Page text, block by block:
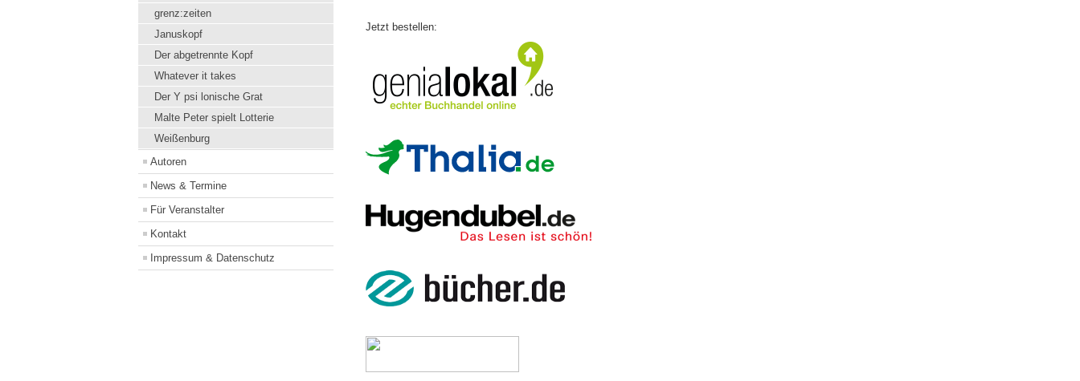
grenz:zeiten
Januskopf
Der abgetrennte Kopf
Whatever it takes
Der Y psi lonische Grat
Malte Peter spielt Lotterie
Weißenburg
Autoren
News & Termine
Für Veranstalter
Kontakt
Impressum & Datenschutz
Jetzt bestellen: